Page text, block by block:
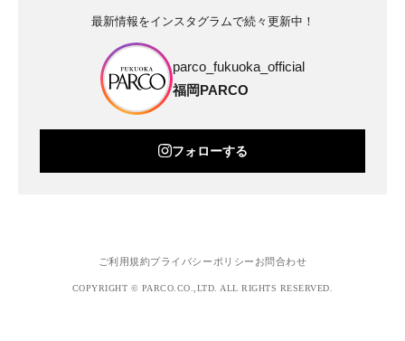
最新情報をインスタグラムで続々更新中！
parco_fukuoka_official
福岡PARCO
フォローする
ご利用規約プライバシーポリシー お問合わせ
COPYRIGHT © PARCO.CO.,LTD. ALL RIGHTS RESERVED.